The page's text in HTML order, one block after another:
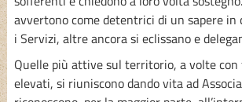
avvertono come detentrici di un sapere in
i Servizi, altre ancora si eclissano e
Quelle più attive sul territorio, a volte
elevati, si riuniscono dando vita ad